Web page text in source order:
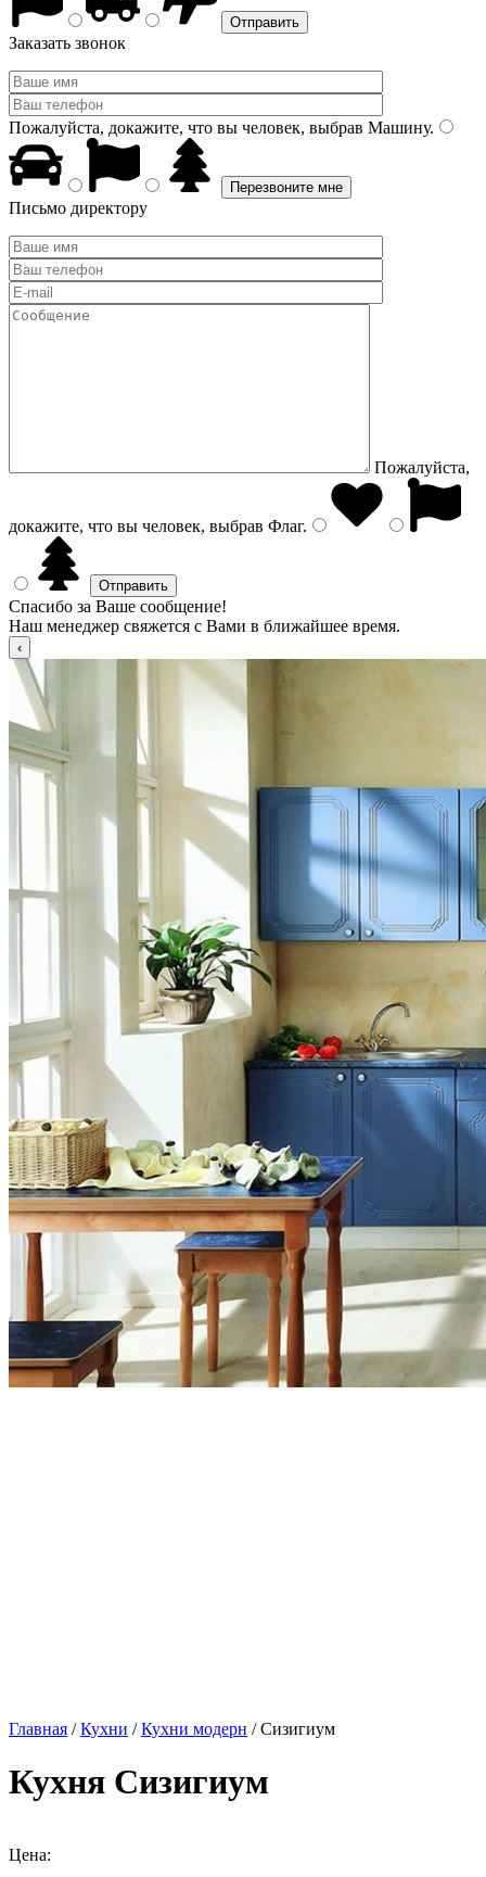
Заказать звонок
Пожалуйста, докажите, что вы человек, выбрав Машину.
Письмо директору
Пожалуйста,
докажите, что вы человек, выбрав Флаг.
Спасибо за Ваше сообщение!
Наш менеджер свяжется с Вами в ближайшее время.
Главная /Кухни /Кухни модерн / Сизигиум
Кухня Сизигиум
Цена: